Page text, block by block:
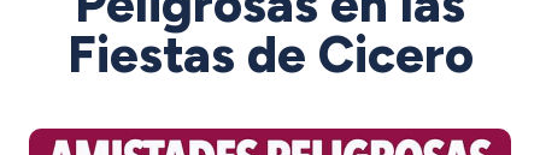
Fiestas de Cicero